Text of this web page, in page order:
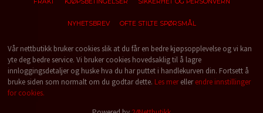
FRAKT KJØPSBETINGELSER SIKKERHET OG PERSONVERN
NYHETSBREV OFTE STILTE SPØRSMÅL
Vår nettbutikk bruker cookies slik at du får en bedre kjøpsopplevelse og vi kan
yte deg bedre service. Vi bruker cookies hovedsaklig til å lagre
innloggingsdetaljer og huske hva du har puttet i handlekurven din. Fortsett å
bruke siden som normalt om du godtar dette. Les merellerendre innstillinger
for cookies.